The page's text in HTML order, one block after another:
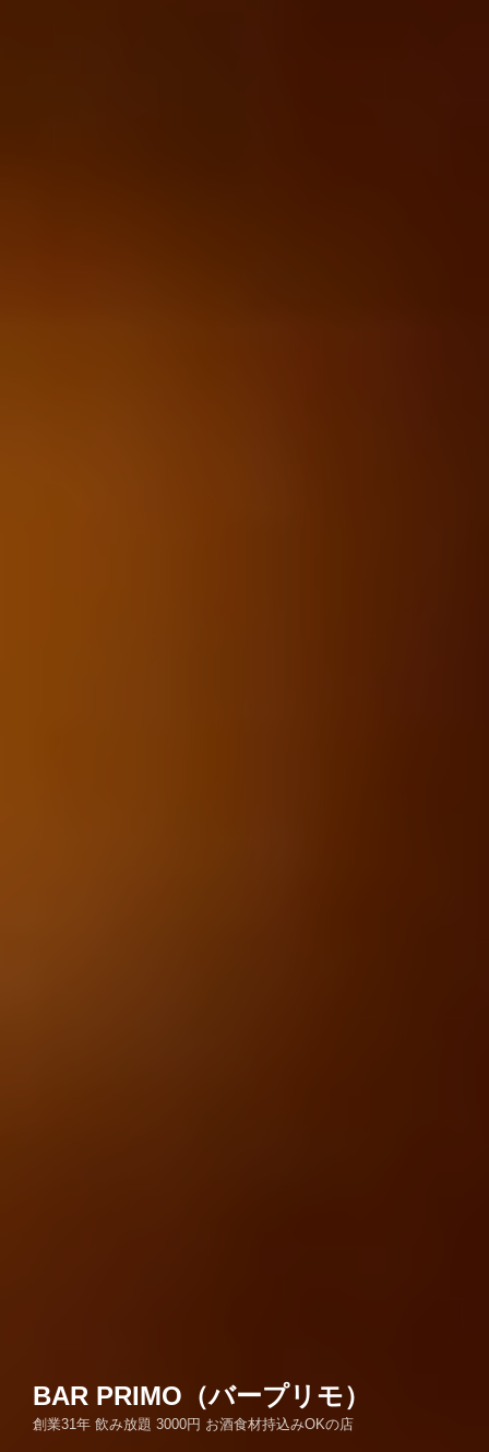
BAR PRIMO（バープリモ）
創業31年 飲み放題 3000円 お酒食材持込みOKの店